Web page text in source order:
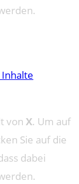
von X. Um auf
Sie auf die
dabei